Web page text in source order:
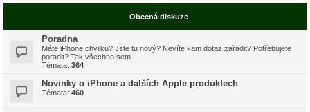
Obecná diskuze
Poradna
Máte iPhone chvilku? Jste tu nový? Nevíte kam dotaz zařadit? Potřebujete
poradit? Tak všechno sem.
Témata: 364
Novinky o iPhone a dalších Apple produktech
Témata: 460